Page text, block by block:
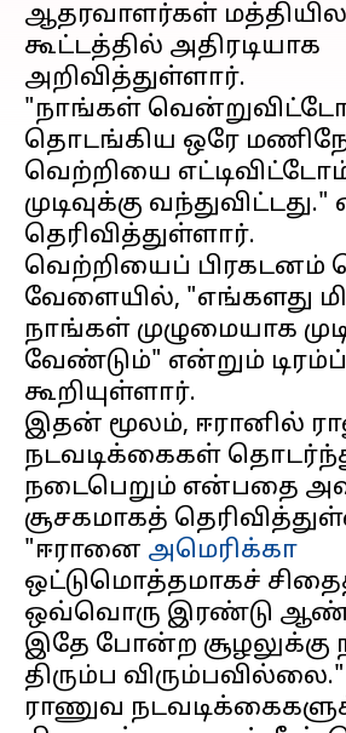
ஆதரவாளர்கள்
கூட்டத்தில் அதிரடியாக
அறிவித்துள்ளார்.
"நாங்கள்
தொடங்கிய ஒரே
வெற்றியை
முடிவுக்கு
தெரிவித்துள்ளார்.
வெற்றியைப் பிரகடனம்
வேளையில், "எங்களது
நாங்கள் முழுமையாக
வேண்டும்" என்றும் டிரம்ப்
கூறியுள்ளார்.
இதன் மூலம், ஈரானில்
நடவடிக்கைகள்
நடைபெறும் என்பதை
சூசகமாகத்
"ஈரானை அமெரிக்கா
ஒட்டுமொத்தமாகச்
ஒவ்வொரு இரண்டு
இதே போன்ற சூழலுக்கு
திரும்ப
ராணுவ